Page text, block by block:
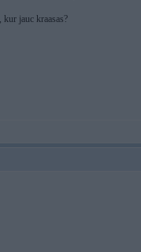
jauc kraasas?